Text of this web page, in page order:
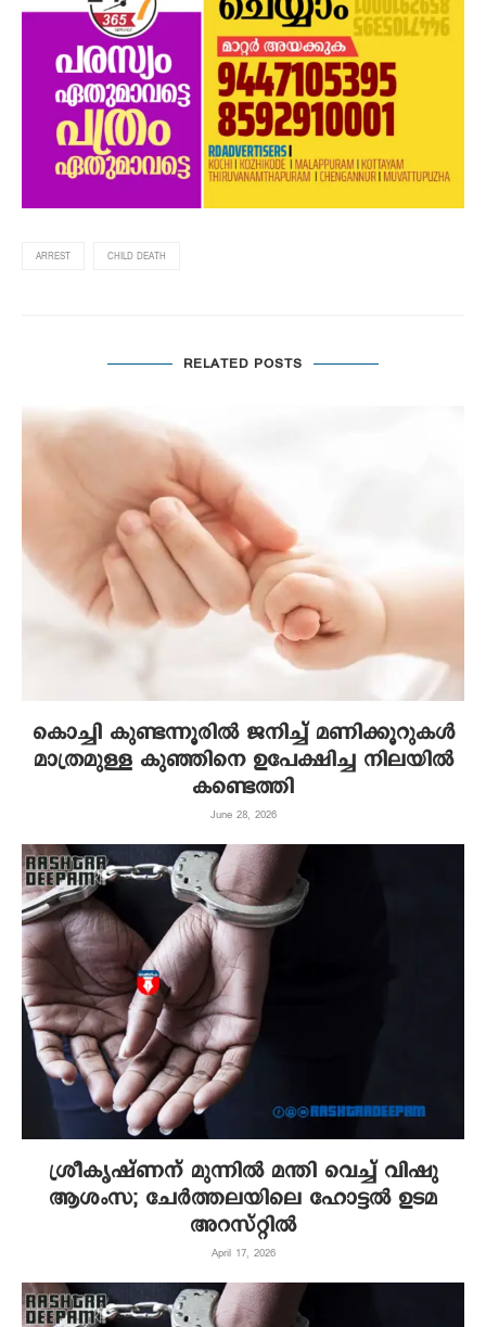
ARREST CHILD DEATH
RELATED POSTS
കൊച്ചി കുണ്ടന്നൂരില്‍ ജനിച്ച് മണിക്കൂറുകള്‍
മാത്രമുള്ള കുഞ്ഞിനെ ഉപേക്ഷിച്ച നിലയില്‍
കണ്ടെത്തി
June 28, 2026
ശ്രീകൃഷ്ണന് മുന്നില്‍ മന്തി വെച്ച് വിഷു
ആശംസ; ചേർത്തലയിലെ ഹോട്ടല്‍ ഉടമ
അറസ്റ്റില്‍
April 17, 2026